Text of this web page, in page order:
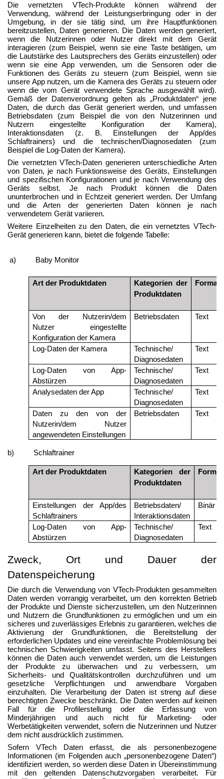
Die vernetzten VTech-Produkte können während der
Verwendung, während der Leistungserbringung oder in der
Umgebung, in der sie tätig sind, um ihre Hauptfunktionen
bereitzustellen, Daten generieren. Die Daten werden generiert,
wenn die Nutzerinnen oder Nutzer direkt mit dem Gerät
interagieren (zum Beispiel, wenn sie eine Taste betätigen, um
die Lautstärke des Lautsprechers des Geräts einzustellen) oder
wenn sie eine App verwenden, um die Sensoren oder die
Funktionen des Geräts zu steuern (zum Beispiel, wenn sie
unsere App nutzen, um die Kamera des Geräts zu steuern oder
wenn die vom Gerät verwendete Sprache ausgewählt wird).
Gemäß der Datenverordnung gelten als „Produktdaten“ jene
Daten, die durch das Gerät generiert werden, und umfassen
Betriebsdaten (zum Beispiel die von den Nutzerinnen und
Nutzern eingestellte Konfiguration der Kamera),
Interaktionsdaten (z. B. Einstellungen der App/des
Schlaftrainers) und die technischen/Diagnosedaten (zum
Beispiel die Log-Daten der Kamera).
Die vernetzten VTech-Daten generieren unterschiedliche Arten
von Daten, je nach Funktionsweise des Geräts, Einstellungen
und spezifischen Konfigurationen und je nach Verwendung des
Geräts selbst. Je nach Produkt können die Daten
ununterbrochen und in Echtzeit generiert werden. Der Umfang
und die Arten der generierten Daten können je nach
verwendetem Gerät variieren.
Weitere Einzelheiten zu den Daten, die ein vernetztes VTech-
Gerät generieren kann, bietet die folgende Tabelle:
a) Baby Monitor
Art der Produktdaten
Kategorien der
Produktdaten
Format
Von der Nutzerin/dem
Nutzer eingestellte
Konfiguration der Kamera
Betriebsdaten Text
Log-Daten der Kamera
Technische/
Diagnosedaten
Text
Log-Daten von App-
Abstürzen
Technische/
Diagnosedaten
Text
Analysedaten der App
Technische/
Diagnosedaten
Text
Daten zu den von der
Nutzerin/dem Nutzer
angewendeten Einstellungen
Betriebsdaten Text
b) Schlaftrainer
Art der Produktdaten
Kategorien der
Produktdaten
Format
Einstellungen der App/des
Schlaftrainers
Betriebsdaten/
Interaktionsdaten
Binär
Log-Daten von App-
Abstürzen
Technische/
Diagnosedaten
Text
Zweck, Ort und Dauer der
Datenspeicherung
Die durch die Verwendung von VTech-Produkten gesammelten
Daten werden vorrangig verarbeitet, um den korrekten Betrieb
der Produkte und Dienste sicherzustellen, um den Nutzerinnen
und Nutzern die Grundfunktionen zu ermöglichen und um ein
sicheres und zuverlässiges Erlebnis zu garantieren, welches die
Aktivierung der Grundfunktionen, die Bereitstellung der
erforderlichen Updates und eine vereinfachte Problemlösung bei
technischen Schwierigkeiten umfasst. Seitens des Herstellers
können die Daten auch verwendet werden, um die Leistungen
der Produkte zu überwachen und zu verbessern, um
Sicherheits- und Qualitätskontrollen durchzuführen und um
gesetzliche Verpflichtungen und anwendbare Vorgaben
einzuhalten. Die Verarbeitung der Daten ist streng auf diese
berechtigten Zwecke beschränkt. Die Daten werden auf keinen
Fall für die Profilerstellung oder die Erfassung von
Minderjährigen und auch nicht für Marketing- oder
Werbetätigkeiten verwendet, sofern die Nutzerinnen und Nutzer
dem nicht ausdrücklich zustimmen.
Sofern VTech Daten erfasst, die als personenbezogene
Informationen (im Folgenden auch „personenbezogene Daten“)
identifiziert werden, so werden diese Daten in Übereinstimmung
mit den geltenden Datenschutzvorgaben verarbeitet. Für